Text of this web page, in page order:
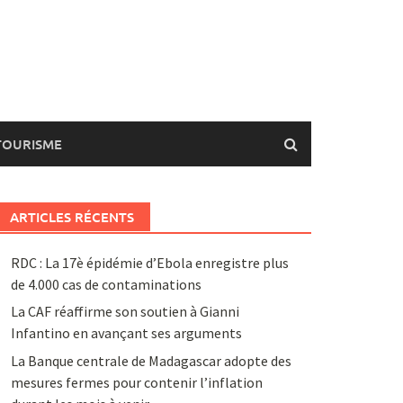
ARTICLES RÉCENTS
RDC : La 17è épidémie d’Ebola enregistre plus
de 4.000 cas de contaminations
La CAF réaffirme son soutien à Gianni
Infantino en avançant ses arguments
La Banque centrale de Madagascar adopte des
mesures fermes pour contenir l’inflation